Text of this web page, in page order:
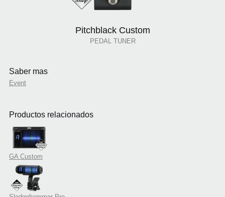
Pitchblack Custom
PEDAL TUNER
Saber mas
Event
Productos relacionados
GA Custom